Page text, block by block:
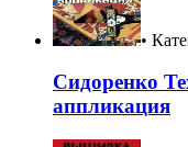
•
Сидоренко
аппликация